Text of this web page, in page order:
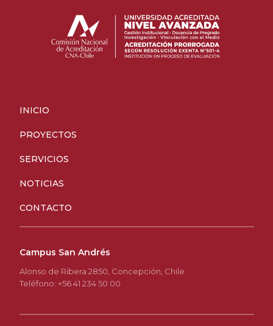
INICIO
PROYECTOS
SERVICIOS
NOTICIAS
CONTACTO
Campus San Andrés
Alonso de Ribera 2850, Concepción, Chile
Teléfono: +56 41 234 50 00